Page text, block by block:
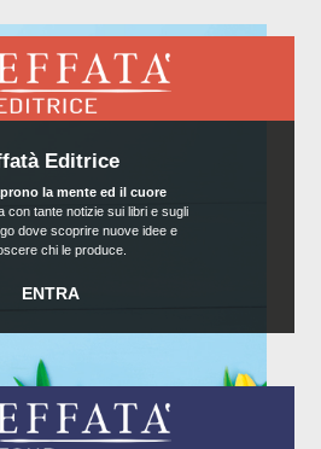
Editrice
la mente ed il cuore
con tante notizie sui libri e sugli
dove scoprire nuove idee e
chi le produce.
ENTRA